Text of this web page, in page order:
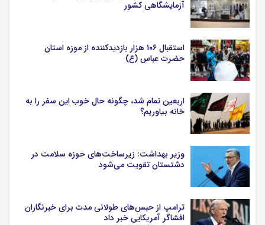
آزمایشگاهی کشور
استقبال ۱۰۶ هزار بازدیدکننده از موزه استان
حضرت عباس (ع)
اربعین تمام شد، چگونه حال خوب این سفر را به
خانه بیاوریم؟
وزیر بهداشت: زیرساخت‌های حوزه سلامت در
دشتستان تقویت می‌شود
ترامپ از حبس‌های طولانی مدت برای خبرنگاران
افشاگر آمریکایی خبر داد